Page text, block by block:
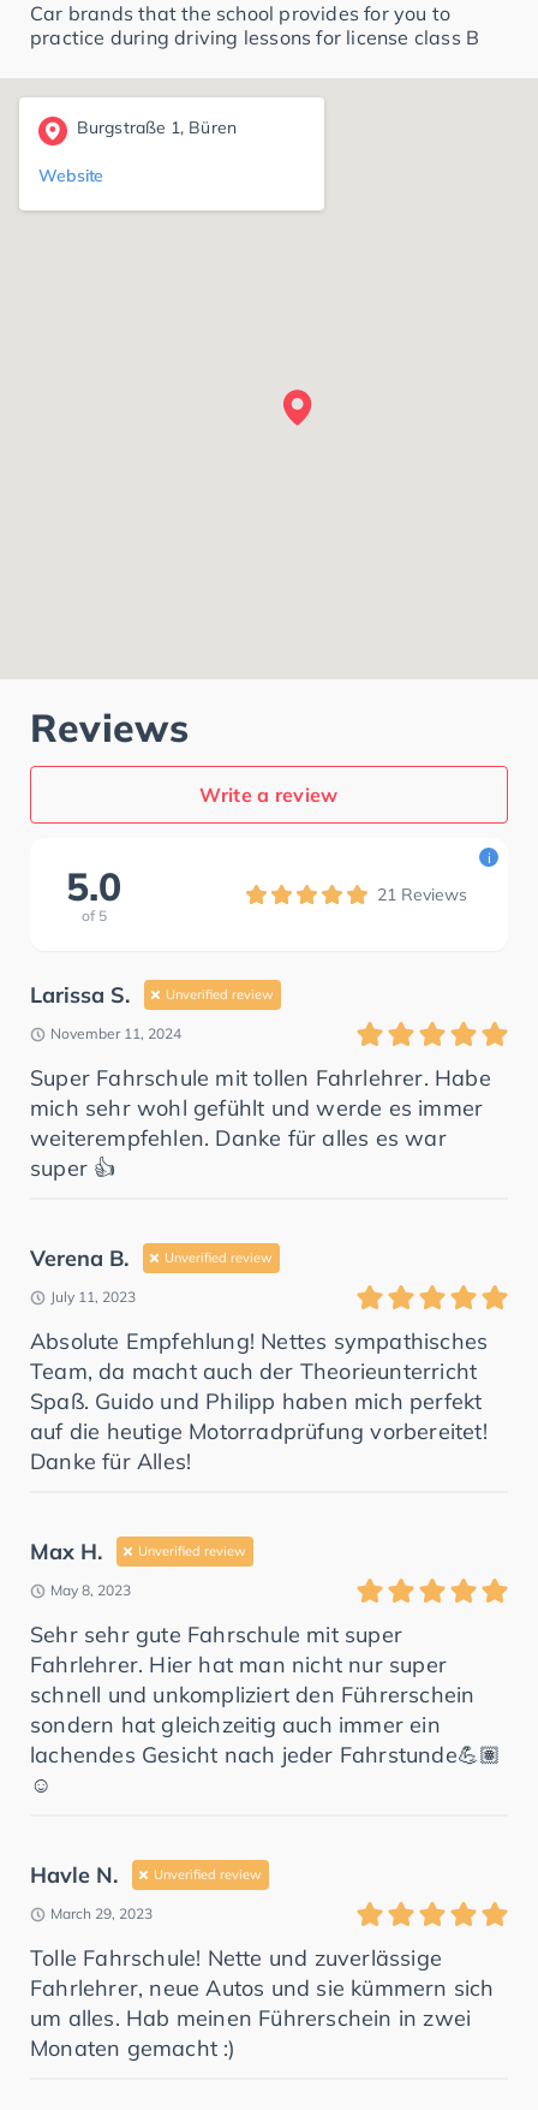
Car brands that the school provides for you to
practice during driving lessons for license class B
Burgstraße 1, Büren
Website
Reviews
Write a review
5.0
of 5
21 Reviews
i
Larissa S. Unverified review
November 11, 2024
Super Fahrschule mit tollen Fahrlehrer. Habe
mich sehr wohl gefühlt und werde es immer
weiterempfehlen. Danke für alles es war
super 👍
Verena B. Unverified review
July 11, 2023
Absolute Empfehlung! Nettes sympathisches
Team, da macht auch der Theorieunterricht
Spaß. Guido und Philipp haben mich perfekt
auf die heutige Motorradprüfung vorbereitet!
Danke für Alles!
Max H. Unverified review
May 8, 2023
Sehr sehr gute Fahrschule mit super
Fahrlehrer. Hier hat man nicht nur super
schnell und unkompliziert den Führerschein
sondern hat gleichzeitig auch immer ein
lachendes Gesicht nach jeder Fahrstunde💪🏽
☺️
Havle N. Unverified review
March 29, 2023
Tolle Fahrschule! Nette und zuverlässige
Fahrlehrer, neue Autos und sie kümmern sich
um alles. Hab meinen Führerschein in zwei
Monaten gemacht :)